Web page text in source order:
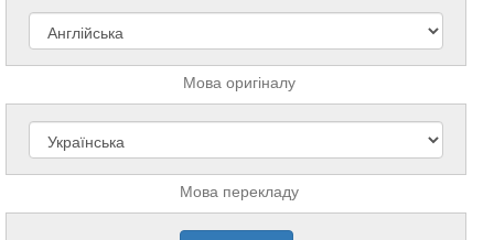
Мова оригіналу
Мова перекладу